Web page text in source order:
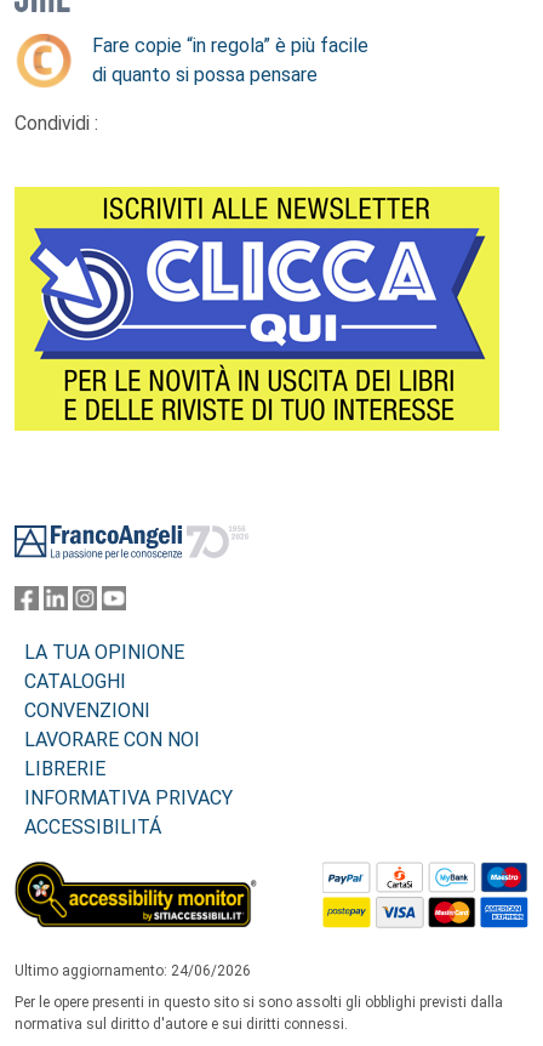
Fare copie “in regola” è più facile
di quanto si possa pensare
Condividi :
LA TUA OPINIONE
CATALOGHI
CONVENZIONI
LAVORARE CON NOI
LIBRERIE
INFORMATIVA PRIVACY
ACCESSIBILITÁ
Ultimo aggiornamento: 24/06/2026
Per le opere presenti in questo sito si sono assolti gli obblighi previsti dalla
normativa sul diritto d'autore e sui diritti connessi.